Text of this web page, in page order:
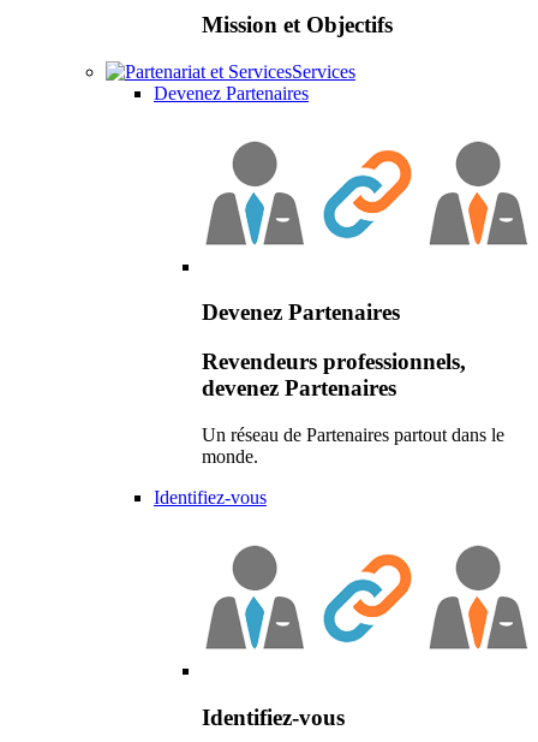
Mission et Objectifs
Services
Devenez Partenaires
Devenez Partenaires
Revendeurs professionnels,
devenez Partenaires
Un réseau de Partenaires partout dans le
monde.
Identifiez-vous
Identifiez-vous